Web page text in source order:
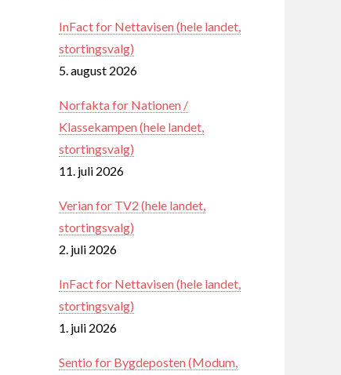
InFact for Nettavisen (hele landet,
stortingsvalg)
5. august 2026
Norfakta for Nationen /
Klassekampen (hele landet,
stortingsvalg)
11. juli 2026
Verian for TV2 (hele landet,
stortingsvalg)
2. juli 2026
InFact for Nettavisen (hele landet,
stortingsvalg)
1. juli 2026
Sentio for Bygdeposten (Modum,